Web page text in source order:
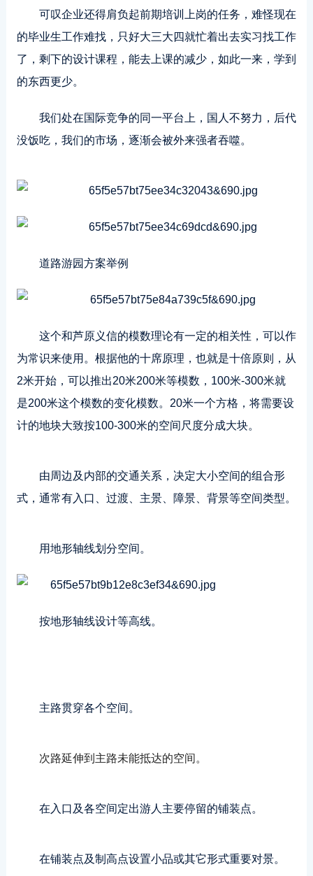
可叹企业还得肩负起前期培训上岗的任务，难怪现在
的毕业生工作难找，只好大三大四就忙着出去实习找工作
了，剩下的设计课程，能去上课的减少，如此一来，学到
的东西更少。
我们处在国际竞争的同一平台上，国人不努力，后代
没饭吃，我们的市场，逐渐会被外来强者吞噬。
道路游园方案举例
这个和芦原义信的模数理论有一定的相关性，可以作
为常识来使用。根据他的十席原理，也就是十倍原则，从
2米开始，可以推出20米200米等模数，100米-300米就
是200米这个模数的变化模数。20米一个方格，将需要设
计的地块大致按100-300米的空间尺度分成大块。
由周边及内部的交通关系，决定大小空间的组合形
式，通常有入口、过渡、主景、障景、背景等空间类型。
用地形轴线划分空间。
按地形轴线设计等高线。
主路贯穿各个空间。
次路延伸到主路未能抵达的空间。
在入口及各空间定出游人主要停留的铺装点。
在铺装点及制高点设置小品或其它形式重要对景。